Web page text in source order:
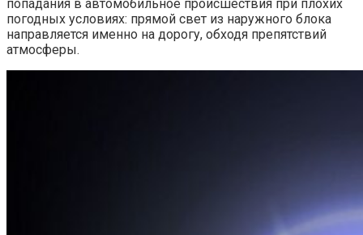
попадания в автомобильное происшествия при плохих
погодных условиях: прямой свет из наружного блока
направляется именно на дорогу, обходя препятствий
атмосферы.